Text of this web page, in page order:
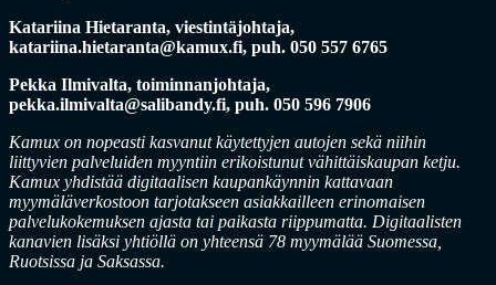
Katariina Hietaranta, viestintäjohtaja,
katariina.hietaranta@kamux.fi, puh. 050 557 6765
Pekka Ilmivalta, toiminnanjohtaja,
pekka.ilmivalta@salibandy.fi, puh. 050 596 7906
Kamux on nopeasti kasvanut käytettyjen autojen sekä niihin
liittyvien palveluiden myyntiin erikoistunut vähittäiskaupan ketju.
Kamux yhdistää digitaalisen kaupankäynnin kattavaan
myymäläverkostoon tarjotakseen asiakkailleen erinomaisen
palvelukokemuksen ajasta tai paikasta riippumatta. Digitaalisten
kanavien lisäksi yhtiöllä on yhteensä 78 myymälää Suomessa,
Ruotsissa ja Saksassa.